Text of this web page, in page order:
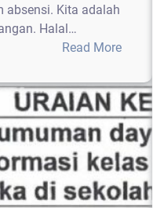
absensi. Kita adalah
Halal…
Read More:
Bihalal
SMAN
66